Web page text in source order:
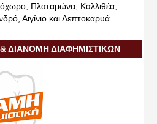
Πλαταμώνα, Καλλιθέα,
Αιγίνιο και Λεπτοκαρυά
ΔΙΑΝΟΜΗ ΔΙΑΦΗΜΙΣΤΙΚΩΝ